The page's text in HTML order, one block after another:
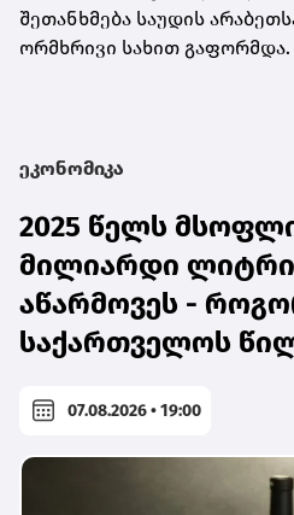
შეთანხმება საუდის
ორმხრივი სახით გაფორმდა.
ეკონომიკა
2025 წელს
მილიარდი
აწარმოვეს -
საქართველოს
07.08.2026 • 19:00